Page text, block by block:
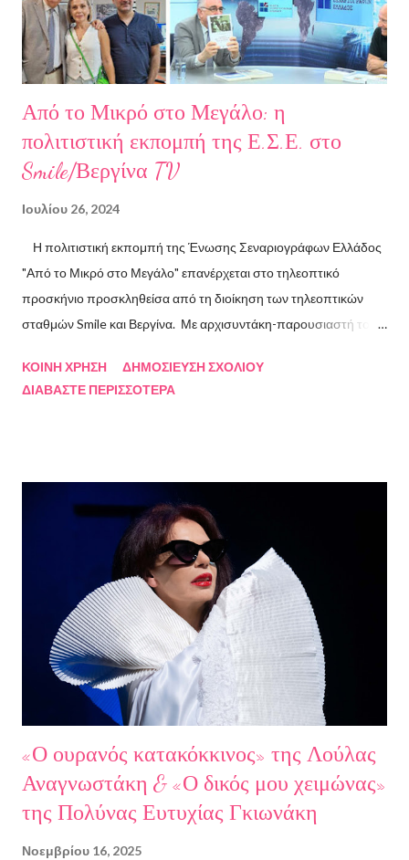
ART.harbour. Έζησε κα...
Από το Μικρό στο Μεγάλο: η
πολιτιστική εκπομπή της Ε.Σ.Ε. στο
Smile/Βεργίνα TV
Ιουλίου 26, 2024
Η πολιτιστική εκπομπή της Ένωσης Σεναριογράφων Ελλάδος
"Από το Μικρό στο Μεγάλο" επανέρχεται στο τηλεοπτικό
προσκήνιο προσκληθείσα από τη διοίκηση των τηλεοπτικών
σταθμών Smile και Βεργίνα. Με αρχισυντάκη-παρουσιαστή τον
Κακαβά θα προβάλλεται από τις 3 Αυγούστου και κάθε Σάββατο
Λουκάς Κούτρας Τη δεύτερη εκπομπή τίμησαν ο πρώην
πρόεδρος της Ε.Σ.Ε., συγγραφέας, Στάθης Βαλούκος, ο
ιστορικός συγγραφέας Δρ Ιωάννης Δασκαρόλης, η
μουσικοσυνθέτης Πέννυ Μπινιάρη και ο σκηνοθέτης Στέργιος
Παπαευαγγέλου Σκηνοθεσία: Δημήτρης Σωτηράκης Βοηθός
Σκηνοθέτης: Νεκταρία Δασκαλάκη Παρουσιάστηκαν τα βιβλία
"Ο πόλεμος δεν τελείωσε ακόμα" μυθιστόρημα του Στάθη
Βαλούκου και τα ε...
ΚΟΙΝΉ ΧΡΉΣΗ
ΔΗΜΟΣΊΕΥΣΗ ΣΧΟΛΊΟΥ
ΔΙΑΒΆΣΤΕ ΠΕΡΙΣΣΌΤΕΡΑ
«Ο ουρανός κατακόκκινος» της Λούλας
Αναγνωστάκη & «Ο δικός μου χειμώνας»
της Πολύνας Ευτυχίας Γκιωνάκη
Νοεμβρίου 16, 2025